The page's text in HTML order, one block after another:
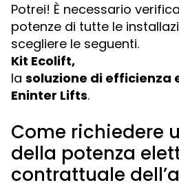
Potrei! È necessario
potenze di tutte le
scegliere le seguenti.
Kit Ecolift,
la soluzione di efficienza
Eninter Lifts.
Come richiedere
della potenza
contrattuale